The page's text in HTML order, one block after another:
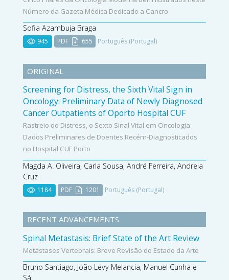
Número da Gazeta Médica Dedicado a Cancro
Sofia Azambuja Braga
945 PDF 655 Português (Portugal)
ORIGINAL
Screening for Distress, the Sixth Vital Sign in
Oncology: Preliminary Data of Newly Diagnosed
Cancer Outpatients of Oporto Hospital CUF
Rastreio do Distress, o Sexto Sinal Vital em Oncologia:
Dados Preliminares de Doentes Recém-Diagnosticados
no Hospital CUF Porto
Magda A. Oliveira, Carla Sousa, André Ferreira, Andreia
Cruz
1184 PDF 1201 Português (Portugal)
RECENT ADVANCEMENTS
Spinal Metastasis: Brief State of the Art Review
Metástases Vertebrais: Breve Revisão do Estado da Arte
Bruno Santiago, João Levy Melancia, Manuel Cunha e
Sá